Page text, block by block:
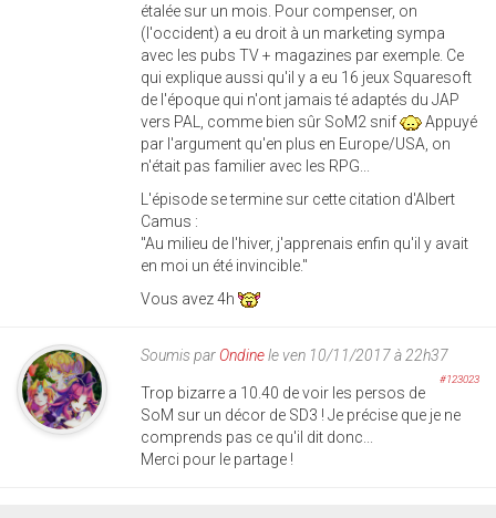
étalée sur un mois. Pour compenser, on
(l'occident) a eu droit à un marketing sympa
avec les pubs TV + magazines par exemple. Ce
qui explique aussi qu'il y a eu 16 jeux Squaresoft
de l'époque qui n'ont jamais té adaptés du JAP
vers PAL, comme bien sûr SoM2 snif
Appuyé
par l'argument qu'en plus en Europe/USA, on
n'était pas familier avec les RPG...
L'épisode se termine sur cette citation d'Albert
Camus :
"Au milieu de l'hiver, j'apprenais enfin qu'il y avait
en moi un été invincible."
Vous avez 4h
Soumis parOndinele ven 10/11/2017 à 22h37
#123023
Trop bizarre a 10.40 de voir les persos de
SoM sur un décor de SD3 ! Je précise que je ne
comprends pas ce qu'il dit donc...
Merci pour le partage !